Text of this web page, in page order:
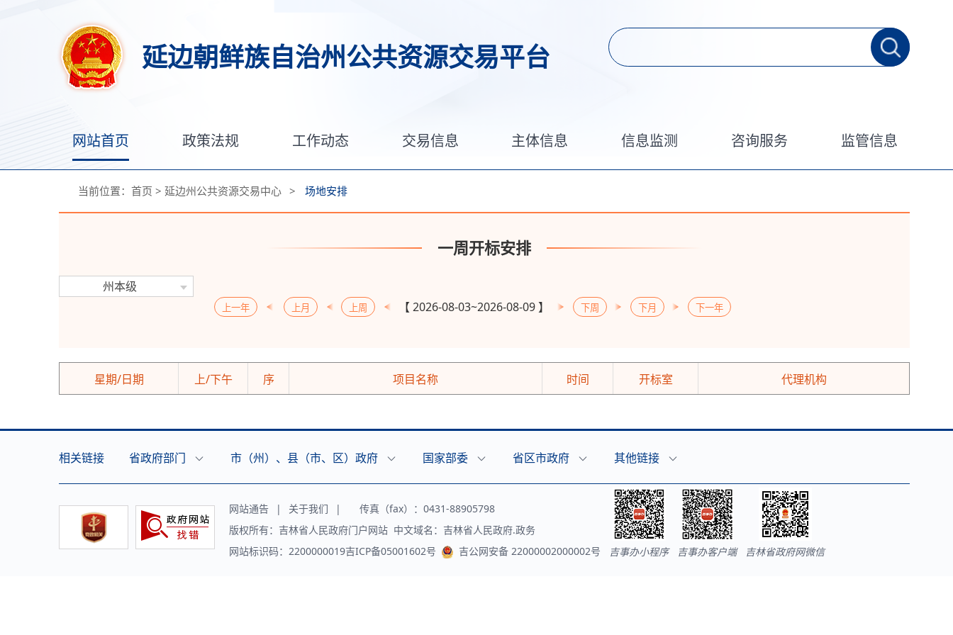
延边朝鲜族自治州公共资源交易平台
网站首页 政策法规 工作动态 交易信息 主体信息 信息监测 咨询服务 监管信息
当前位置： 首页 > 延边州公共资源交易中心 > 场地安排
一周开标安排
州本级
上一年 上月 上周 【2026-08-03~2026-08-09】 下周 下月 下一年
星期/日期 上/下午 序 项目名称 时间 开标室 代理机构
相关链接 省政府部门 市（州）、县（市、区）政府 国家部委 省区市政府 其他链接
网站通告 | 关于我们 |
传真（fax）：0431-88905798
版权所有：吉林省人民政府门户网站 中文域名：吉林省人民政府.政务
网站标识码：2200000019吉ICP备05001602号
吉公网安备 22000002000002号 吉事办小程序 吉事办客户端 吉林省政府网微信